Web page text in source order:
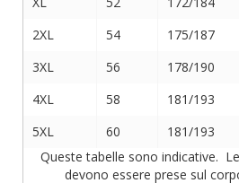
2XL
54 175/187
3XL
56 178/190
4XL
58 181/193
5XL
60 181/193
Queste tabelle sono indicative.
devono essere prese sul